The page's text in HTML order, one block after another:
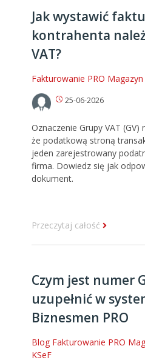
Jak wystawić
kontrahenta
VAT?
Fakturowanie PRO
25-06-2026
Oznaczenie Grupy VAT
że podatkową stroną
jeden zarejestrowany
firma. Dowiedz się jak
dokument.
Przeczytaj całość
Czym jest numer
uzupełnić w
Biznesmen PRO
Blog Fakturowanie PRO
KSeF